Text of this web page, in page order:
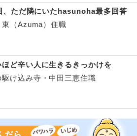
、ただ隣にいたhasunoha最多回答
東（Azuma）住職
ど辛い人に生きるきっかけを
け込み寺・中田三恵住職